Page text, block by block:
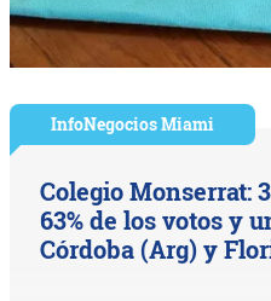
InfoNegocios Miami
Colegio Monserrat:
63% de los votos y
Córdoba (Arg) y